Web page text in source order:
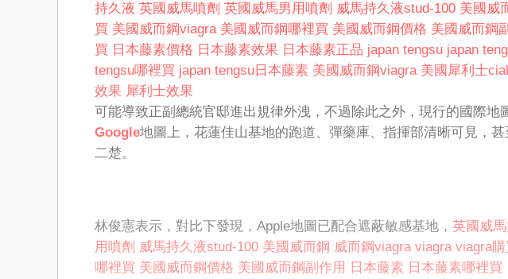
持久液 英國威馬噴劑 英國威馬男用噴劑 威馬持久液stud-100 美國威
買 美國威而鋼viagra 美國威而鋼哪裡買 美國威而鋼價格 美國威而鋼
買 日本藤素價格 日本藤素效果 日本藤素正品 japan tengsu japan
tengsu哪裡買 japan tengsu日本藤素 美國威而鋼viagra 美國犀利士
效果 犀利士效果
可能導致正副總統官邸進出規律外洩，不過除此之外，現行的國際地
Google地圖上，花蓮佳山基地的跑道、彈藥庫、指揮部清晰可見，
二楚。
林俊憲表示，對比下發現，Apple地圖已配合遮蔽敏感基地， 英國威
用噴劑 威馬持久液stud-100 美國威而鋼 威而鋼viagra viagra viagra購
哪裡買 美國威而鋼價格 美國威而鋼副作用 日本藤素 日本藤素哪裡買